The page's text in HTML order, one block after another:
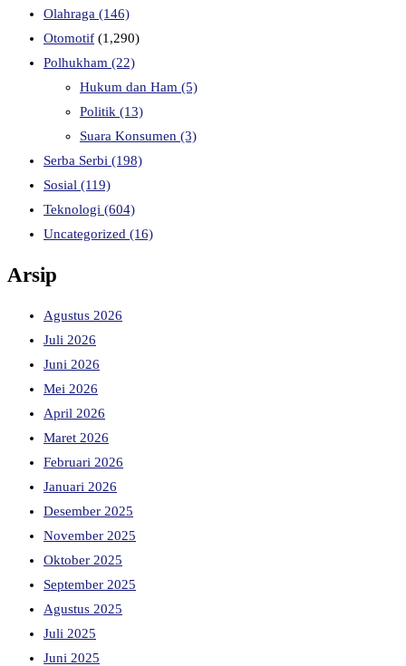
Olahraga (146)
Otomotif (1,290)
Polhukham (22)
Hukum dan Ham (5)
Politik (13)
Suara Konsumen (3)
Serba Serbi (198)
Sosial (119)
Teknologi (604)
Uncategorized (16)
Arsip
Agustus 2026
Juli 2026
Juni 2026
Mei 2026
April 2026
Maret 2026
Februari 2026
Januari 2026
Desember 2025
November 2025
Oktober 2025
September 2025
Agustus 2025
Juli 2025
Juni 2025